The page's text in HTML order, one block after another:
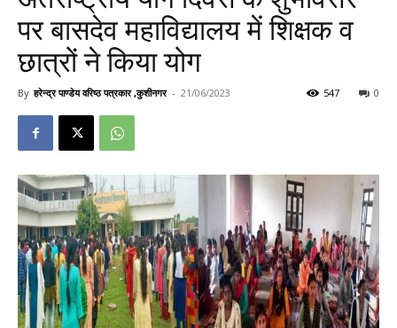
पर बासदेव महाविद्यालय में शिक्षक व
छात्रों ने किया योग
By हरेन्द्र पाण्डेय वरिष्ठ पत्रकार ,कुशीनगर - 21/06/2023 0
547